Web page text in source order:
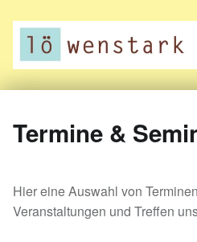
Termine &
Hier eine Auswahl von
Veranstaltungen und Treffen